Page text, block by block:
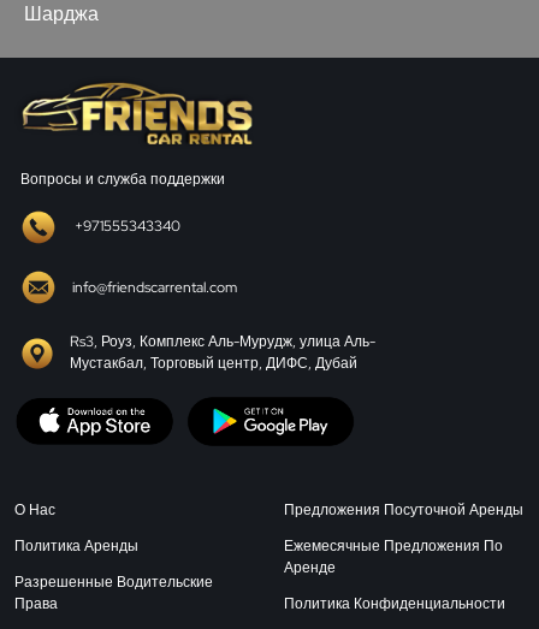
Шарджа
Вопросы и служба поддержки
+971555343340
info@friendscarrental.com
Rs3, Роуз, Комплекс Аль-Мурудж, улица Аль-
Мустакбал, Торговый центр, ДИФС, Дубай
О Нас
Политика Аренды
Разрешенные Водительские
Права
Предложения Посуточной Аренды
Ежемесячные Предложения По
Аренде
Политика Конфиденциальности